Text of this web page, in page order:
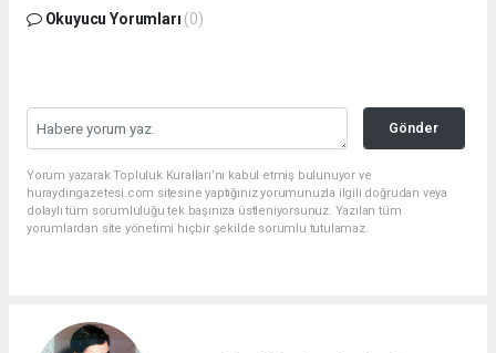
Okuyucu Yorumları (0)
Gönder
Yorum yazarak Topluluk Kuralları’nı kabul etmiş bulunuyor ve
huraydingazetesi.com sitesine yaptığınız yorumunuzla ilgili doğrudan veya
dolaylı tüm sorumluluğu tek başınıza üstleniyorsunuz. Yazılan tüm
yorumlardan site yönetimi hiçbir şekilde sorumlu tutulamaz.